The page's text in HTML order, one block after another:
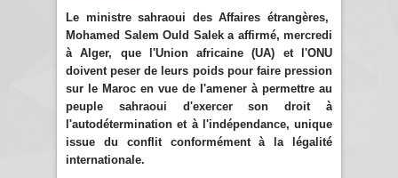
Le ministre sahraoui des Affaires étrangères,
Mohamed Salem Ould Salek a affirmé, mercredi
à Alger, que l'Union africaine (UA) et l'ONU
doivent peser de leurs poids pour faire pression
sur le Maroc en vue de l'amener à permettre au
peuple sahraoui d'exercer son droit à
l'autodétermination et à l'indépendance, unique
issue du conflit conformément à la légalité
internationale.